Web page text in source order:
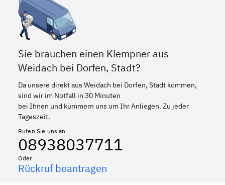
Sie brauchen einen Klempner aus
Weidach bei Dorfen, Stadt?
Da unsere direkt aus Weidach bei Dorfen, Stadt kommen,
sind wir im Notfall in 30 Minuten
bei Ihnen und kümmern uns um Ihr Anliegen. Zu jeder
Tageszeit.
Rufen Sie uns an
08938037711
Oder
Rückruf beantragen